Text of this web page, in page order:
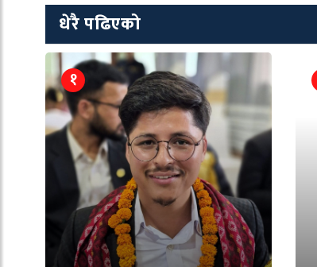
धेरै पढिएको
१